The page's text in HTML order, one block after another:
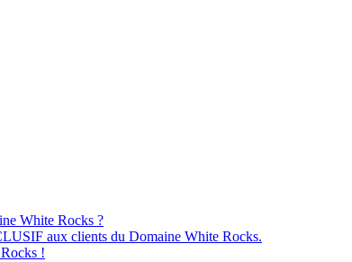
White Rocks ?
aux clients du Domaine White Rocks.
!